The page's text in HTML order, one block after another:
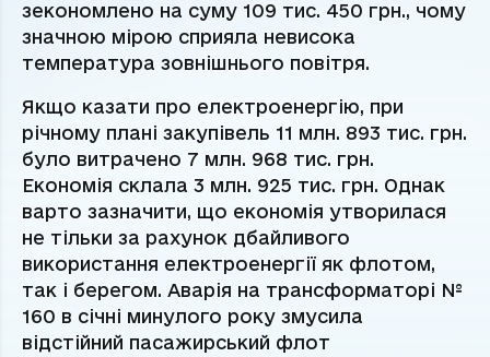
зекономлено на суму 109 тис. 450 грн., чому
значною мірою сприяла невисока
температура зовнішнього повітря.
Якщо казати про електроенергію, при
річному плані закупівель 11 млн. 893 тис. грн.
було витрачено 7 млн. 968 тис. грн.
Економія склала 3 млн. 925 тис. грн. Однак
варто зазначити, що економія утворилася
не тільки за рахунок дбайливого
використання електроенергії як флотом,
так і берегом. Аварія на трансформаторі №
160 в січні минулого року змусила
відстійний пасажирський флот